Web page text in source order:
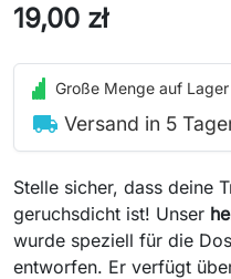
19,00 zł
Große Menge auf Lager
local_shipping Versand in 5
Stelle sicher, dass deine
geruchsdicht ist! Unser
wurde speziell für die
entworfen. Er verfügt